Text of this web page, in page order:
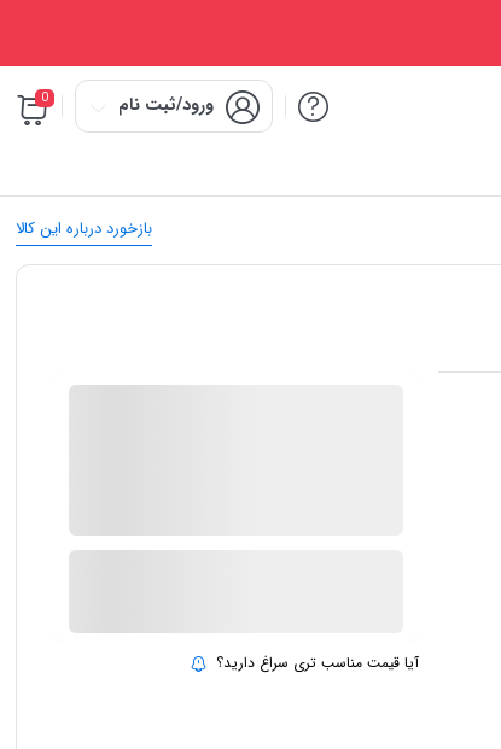
ورود/ثبت نام 0
بازخورد درباره این کالا
آیا قیمت مناسب تری سراغ دارید؟